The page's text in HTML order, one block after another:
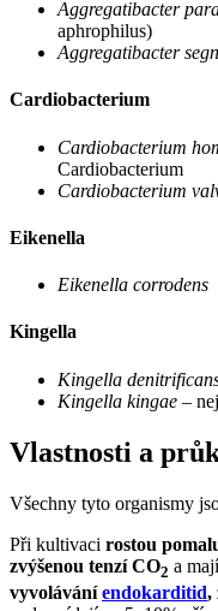
Aggregatibacter
aphrophilus)
Aggregatibacter
Cardiobacterium
Cardiobacterium
Cardiobacterium
Cardiobacterium
Eikenella
Eikenella corrodens
Kingella
Kingella
Kingella kingae –
Vlastnosti a
Všechny tyto organismy
Při kultivaci rostou
zvýšenou tenzí CO2 a
vyvoláváníendokarditid,